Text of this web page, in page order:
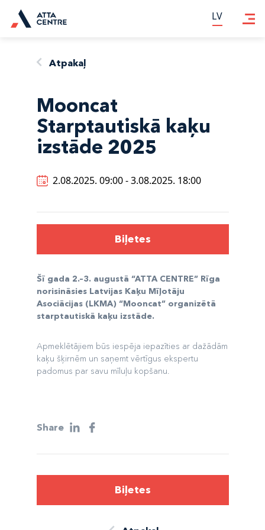
LV
LV
Atpakaļ
Mooncat
Starptautiskā kaķu
izstāde 2025
2.08.2025. 09:00 - 3.08.2025. 18:00
Biļetes
Šī gada 2.–3. augustā “ATTA CENTRE” Rīga
norisināsies Latvijas Kaķu Mīļotāju
Asociācijas (LKMA) “Mooncat” organizētā
starptautiskā kaķu izstāde.
Apmeklētājiem būs iespēja iepazīties ar dažādām
kaķu šķirnēm un saņemt vērtīgus ekspertu
padomus par savu mīluļu kopšanu.
Share
Biļetes